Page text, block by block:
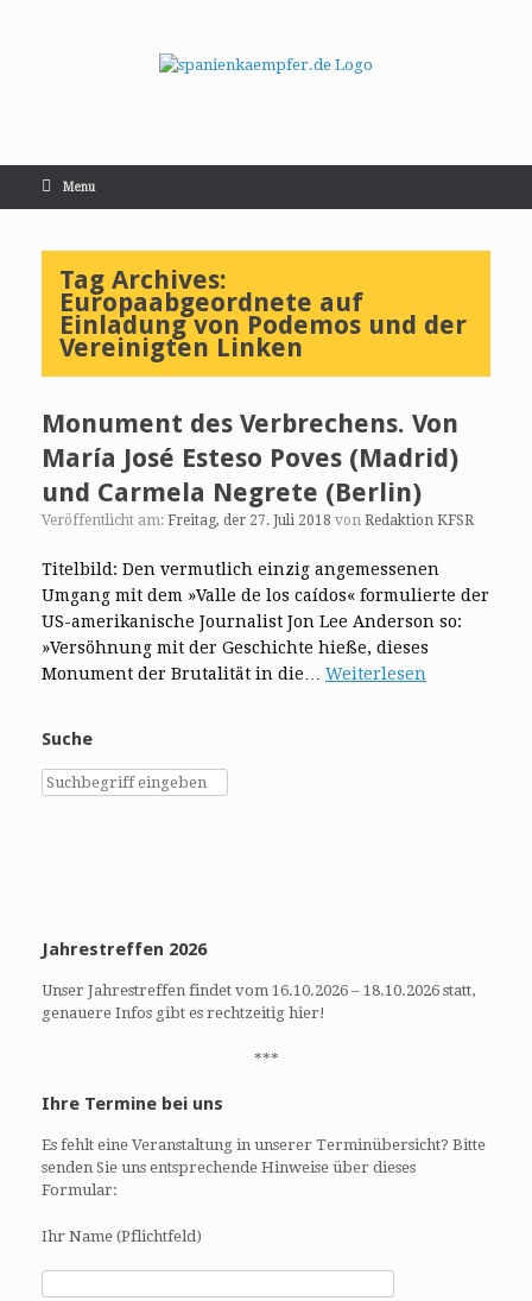
Menu
Tag Archives:
Europaabgeordnete auf
Einladung von Podemos und der
Vereinigten Linken
Monument des Verbrechens. Von
María José Esteso Poves (Madrid)
und Carmela Negrete (Berlin)
Veröffentlicht am: Freitag, der 27. Juli 2018 von Redaktion KFSR
Titelbild: Den vermutlich einzig angemessenen
Umgang mit dem »Valle de los caídos« formulierte der
US-amerikanische Journalist Jon Lee Anderson so:
»Versöhnung mit der Geschichte hieße, dieses
Monument der Brutalität in die… Weiterlesen
Suche
Jahrestreffen 2026
Unser Jahrestreffen findet vom 16.10.2026 – 18.10.2026 statt,
genauere Infos gibt es rechtzeitig hier!
***
Ihre Termine bei uns
Es fehlt eine Veranstaltung in unserer Terminübersicht? Bitte
senden Sie uns entsprechende Hinweise über dieses
Formular:
Ihr Name (Pflichtfeld)